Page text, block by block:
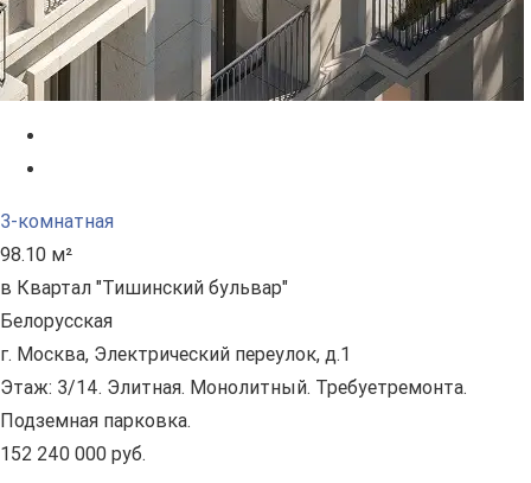
3-комнатная
98.10 м²
в Квартал "Тишинский бульвар"
Белорусская
г. Москва, Электрический переулок, д.1
Этаж: 3/14. Элитная. Монолитный. Требуетремонта.
Подземная парковка.
152 240 000 руб.